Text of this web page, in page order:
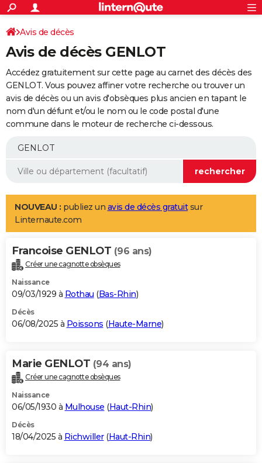
ACTUALITÉS
Politique
Société
Faits Divers
Education
Monde
Villes
+
SPORT
Coupe du monde 2026
Football
Tennis
Cyclisme
Rugby
Forum
Programme TV
TNT
Streaming
Cinéma
Sorties cinéma
Musique
+
FINANCE
Retraite
Epargne
Immobilier
Risques naturels par ville
Banque
Assurance
AUTO
Essais
Réserver un essai
Citadines
Berlines
SUV
Forum auto
+
Mobiles
Meilleur smartphone
Internet
Ordinateurs
Jeux vidéo
Guide high-tech
Aménagement intérieur
LIFESTYLE
Art de vivre
Bien-être
Loisirs
Mode
Modes de vie
Alimentation
Guide de la santé
Maladies
Médicaments
Sommeil
VOYAGE
Destinations
City break
Voyage nature
Voyage de noces
Forum
Climat
+PHOTO
GUIDES D'ACHAT
BONS PLANS
Carte de Noël
Carte Bonne année
Carte Saint-Valentin
Carte Pâques
Carte d'anniversaire
DICTIONNAIRE
Dictionnaire
Biographies
Citations
Expressions
Proverbes
PROGRAMME TV
S'inscrire
Se connecter
Lycées
Collèges
Primaires
Universités
Entreprises
Service militaire
Avis de recherche
AVIS DE DÉCÈS
Avis de décès
Avis de décès GENLOT
Accédez gratuitement sur cette page au carnet des décès des
GENLOT. Vous pouvez affiner votre recherche ou trouver un
avis de décès ou un avis d'obsèques plus ancien en tapant le
nom d'un défunt et/ou le nom ou le code postal d'une
commune dans le moteur de recherche ci-dessous.
NOUVEAU : publiez un avis de décès gratuitsur
Linternaute.com
Francoise GENLOT (96 ans)
Créer une cagnotte obsèques
Naissance
09/03/1929 à Rothau (Bas-Rhin)
Décès
06/08/2025 à Poissons (Haute-Marne)
Marie GENLOT (94 ans)
Créer une cagnotte obsèques
Naissance
06/05/1930 à Mulhouse (Haut-Rhin)
Décès
18/04/2025 à Richwiller(Haut-Rhin)